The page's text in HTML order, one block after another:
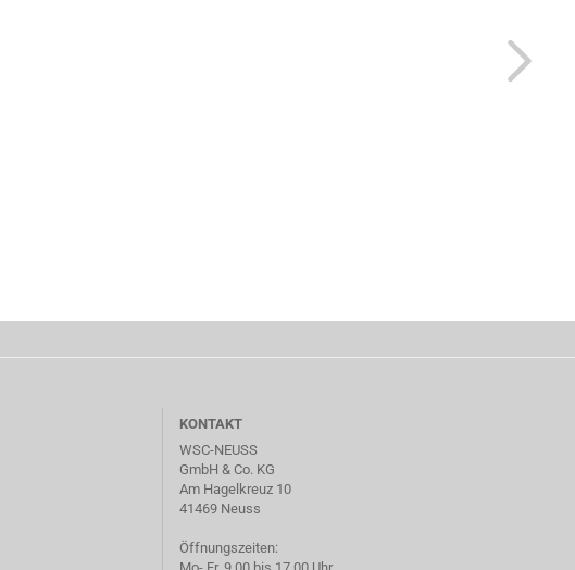
KONTAKT
WSC-NEUSS
GmbH & Co. KG
Am Hagelkreuz 10
41469 Neuss
Öffnungszeiten: